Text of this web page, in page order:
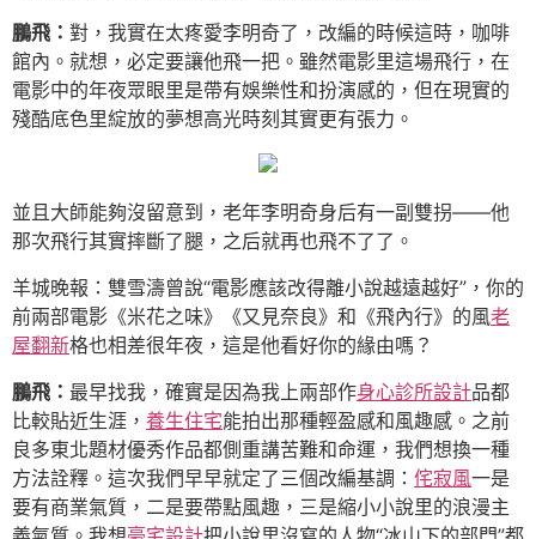
鵬飛： 對，我實在太疼愛李明奇了，改編的時候這時，咖啡
館內。就想，必定要讓他飛一把。雖然電影里這場飛行，在
電影中的年夜眾眼里是帶有娛樂性和扮演感的，但在現實的
殘酷底色里綻放的夢想高光時刻其實更有張力。
並且大師能夠沒留意到，老年李明奇身后有一副雙拐——他
那次飛行其實摔斷了腿，之后就再也飛不了了。
羊城晚報：雙雪濤曾說“電影應該改得離小說越遠越好”，你的
前兩部電影《米花之味》《又見奈良》和《飛內行》的風老
屋翻新格也相差很年夜，這是他看好你的緣由嗎？
鵬飛： 最早找我，確實是因為我上兩部作身心診所設計品都
比較貼近生涯， 養生住宅能拍出那種輕盈感和風趣感。之前
良多東北題材優秀作品都側重講苦難和命運，我們想換一種
方法詮釋。這次我們早早就定了三個改編基調： 侘寂風一是
要有商業氣質，二是要帶點風趣，三是縮小小說里的浪漫主